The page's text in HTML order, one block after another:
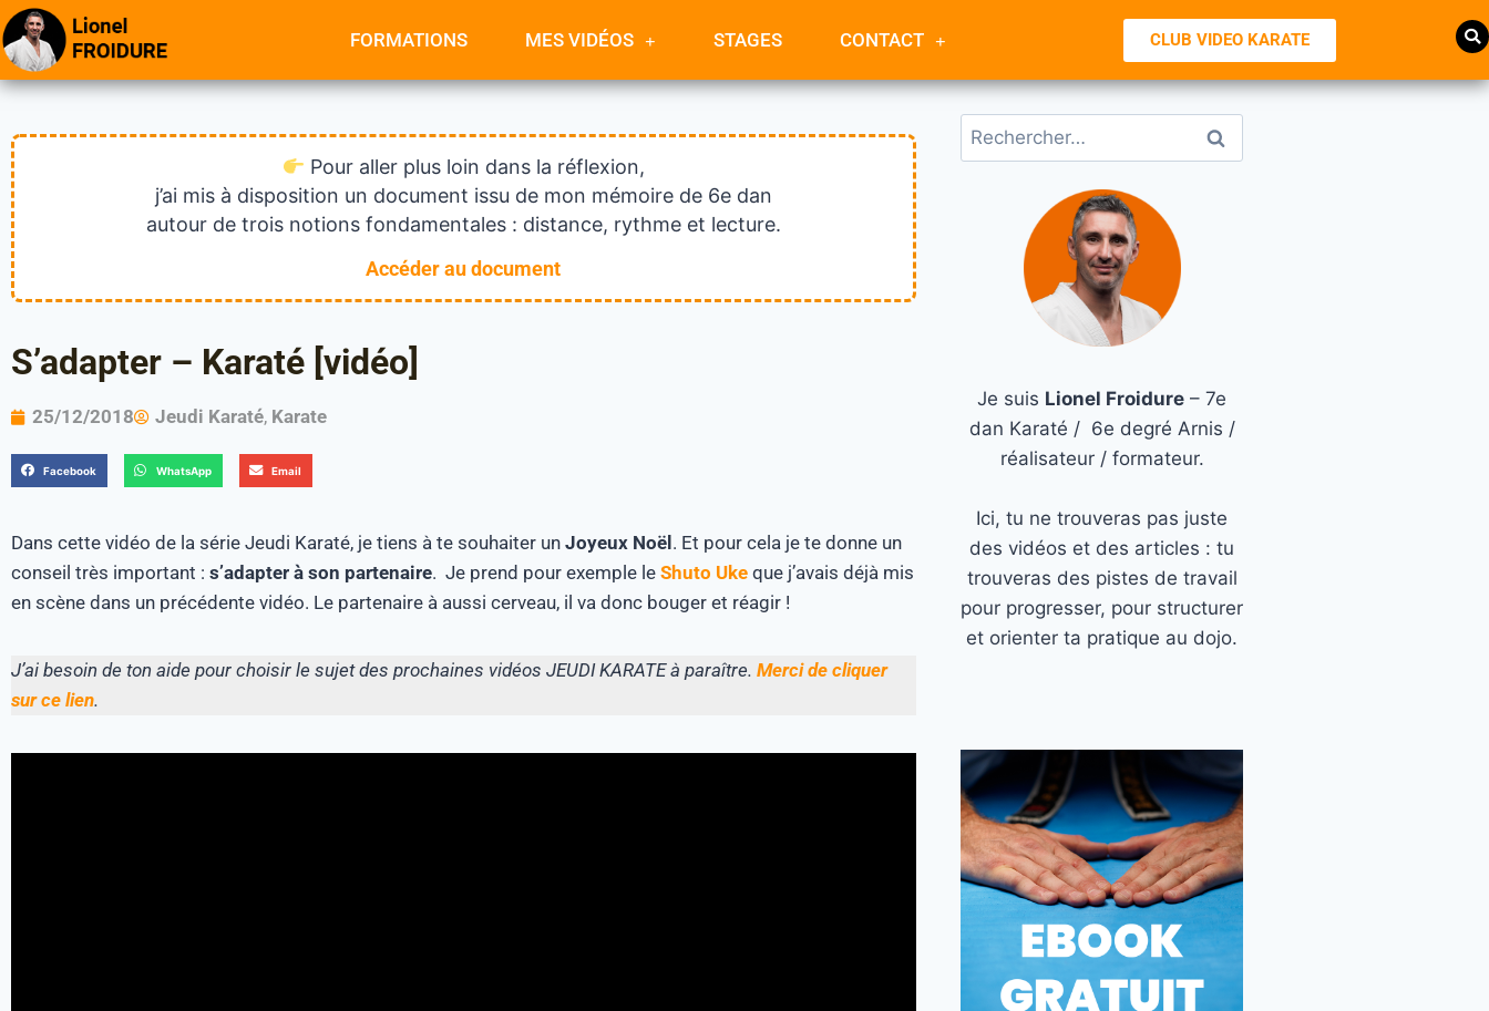
FORMATIONS MES VIDÉOS STAGES CONTACT CLUB VIDEO KARATE
Pour aller plus loin dans la réflexion,
j’ai mis à disposition un document issu de mon mémoire de 6e dan
autour de trois notions fondamentales : distance, rythme et lecture.
Accéder au document
S’adapter – Karaté [vidéo]
25/12/2018 Jeudi Karaté, Karate
Facebook WhatsApp Email
Dans cette vidéo de la série Jeudi Karaté, je tiens à te souhaiter un Joyeux Noël. Et pour cela je te donne un
conseil très important : s’adapter à son partenaire. Je prend pour exemple le Shuto Uke que j’avais déjà mis
en scène dans un précédente vidéo. Le partenaire à aussi cerveau, il va donc bouger et réagir !
J’ai besoin de ton aide pour choisir le sujet des prochaines vidéos JEUDI KARATE à paraître. Merci de cliquer
sur ce lien.
Je suis Lionel Froidure – 7e
dan Karaté / 6e degré Arnis /
réalisateur / formateur.
Ici, tu ne trouveras pas juste
des vidéos et des articles : tu
trouveras des pistes de travail
pour progresser, pour structurer
et orienter ta pratique au dojo.